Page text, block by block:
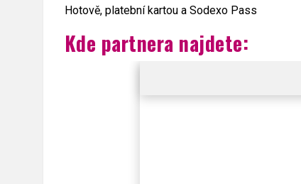
Hotově, platební kartou a Sodexo Pass
Kde partnera najdete: